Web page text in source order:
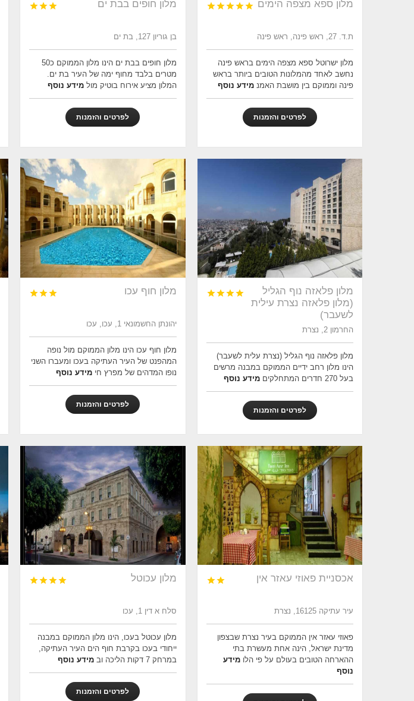
מלון ספא מצפה הימים 




ת.ד. 27, ראש פינה, ראש פינה
מלון ישרוטל ספא מצפה הימים בראש פינה
נחשב לאחד מהמלונות הטובים ביותר בראש
פינה וממוקם בין מושבת האמנ מידע נוסף
לפרטים והזמנות
מלון חופים בבת ים 


בן גוריון 127, בת ים
מלון חופים בבת ים הינו מלון הממוקם כ50
מטרים בלבד מחוף ימה של העיר בת ים.
המלון מציע אירוח בוטיק מולמידע נוסף
לפרטים והזמנות
מלון פלאזה נוף הגליל
(מלון פלאזה נצרת עילית
לשעבר)




החרמון 2, נצרת
מלון פלאזה נוף הגליל (נצרת עלית לשעבר)
הינו מלון רחב ידיים הממוקם במבנה מרשים
בעל 270 חדרים המתחלקים
מידע נוסף
לפרטים והזמנות
מלון חוף עכו 


יהונתן החשמונאי 1, עכו, עכו
מלון חוף עכו הינו מלון הממוקם מול נופה
המהפנט של העיר העתיקה בעכו ומעברו השני
נופו המדהים של מפרץ חימידע נוסף
לפרטים והזמנות
אכסניית פאוזי עאזר אין 

עיר עתיקה 16125, נצרת
פאוזי עאזר אין הממוקם בעיר נצרת שבצפון
מדינת ישראל, הינה אחת מעשרת בתי
ההארחה הטובים בעולם על פי הלו מידע
נוסף
מלון עכוטל 



סלח א דין 1, עכו
מלון עכוטל בעכו, הינו מלון הממוקם במבנה
ייחודי בעכו בקרבת חוף הים העיר העתיקה,
במרחק 7 דקות הליכה וב
מידע נוסף
לפרטים והזמנות